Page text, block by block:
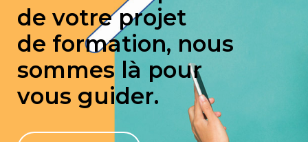
de votre projet
de formation, nous
sommes là pour
vous guider.